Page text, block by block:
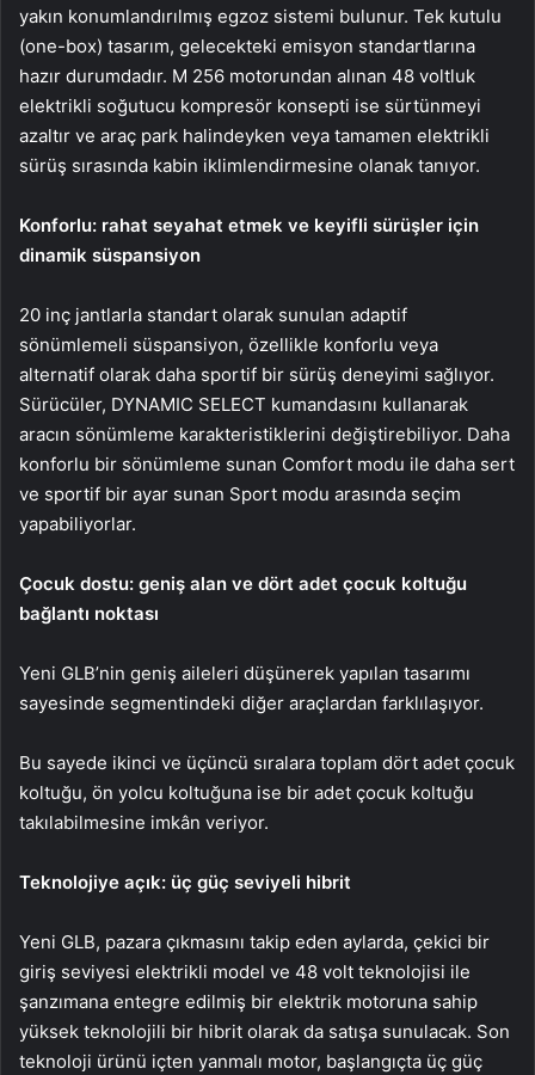
yakın konumlandırılmış egzoz sistemi bulunur. Tek kutulu
(one-box) tasarım, gelecekteki emisyon standartlarına
hazır durumdadır. M 256 motorundan alınan 48 voltluk
elektrikli soğutucu kompresör konsepti ise sürtünmeyi
azaltır ve araç park halindeyken veya tamamen elektrikli
sürüş sırasında kabin iklimlendirmesine olanak tanıyor.
Konforlu: rahat seyahat etmek ve keyifli sürüşler için
dinamik süspansiyon
20 inç jantlarla standart olarak sunulan adaptif
sönümlemeli süspansiyon, özellikle konforlu veya
alternatif olarak daha sportif bir sürüş deneyimi sağlıyor.
Sürücüler, DYNAMIC SELECT kumandasını kullanarak
aracın sönümleme karakteristiklerini değiştirebiliyor. Daha
konforlu bir sönümleme sunan Comfort modu ile daha sert
ve sportif bir ayar sunan Sport modu arasında seçim
yapabiliyorlar.
Çocuk dostu: geniş alan ve dört adet çocuk koltuğu
bağlantı noktası
Yeni GLB’nin geniş aileleri düşünerek yapılan tasarımı
sayesinde segmentindeki diğer araçlardan farklılaşıyor.
Bu sayede ikinci ve üçüncü sıralara toplam dört adet çocuk
koltuğu, ön yolcu koltuğuna ise bir adet çocuk koltuğu
takılabilmesine imkân veriyor.
Teknolojiye açık: üç güç seviyeli hibrit
Yeni GLB, pazara çıkmasını takip eden aylarda, çekici bir
giriş seviyesi elektrikli model ve 48 volt teknolojisi ile
şanzımana entegre edilmiş bir elektrik motoruna sahip
yüksek teknolojili bir hibrit olarak da satışa sunulacak. Son
teknoloji ürünü içten yanmalı motor, başlangıçta üç güç